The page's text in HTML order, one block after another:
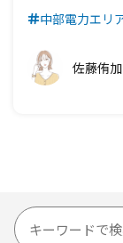
中部電力エリ
佐藤侑加